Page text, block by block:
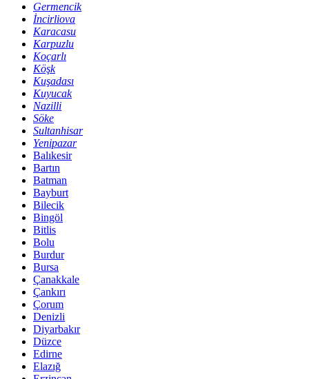
Germencik
İncirliova
Karacasu
Karpuzlu
Koçarlı
Köşk
Kuşadası
Kuyucak
Nazilli
Söke
Sultanhisar
Yenipazar
Balıkesir
Bartın
Batman
Bayburt
Bilecik
Bingöl
Bitlis
Bolu
Burdur
Bursa
Çanakkale
Çankırı
Çorum
Denizli
Diyarbakır
Düzce
Edirne
Elazığ